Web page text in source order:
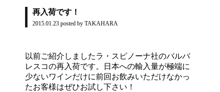
再入荷です！
2015.01.23 posted by TAKAHARA
以前ご紹介しましたラ・スピノーナ社のバルバ
レスコの再入荷です。日本への輸入量が極端に
少ないワインだけに前回お飲みいただけなかっ
たお客様はぜひお試し下さい！